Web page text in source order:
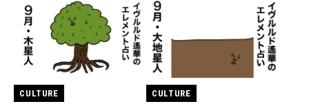
CULTURE CULTURE